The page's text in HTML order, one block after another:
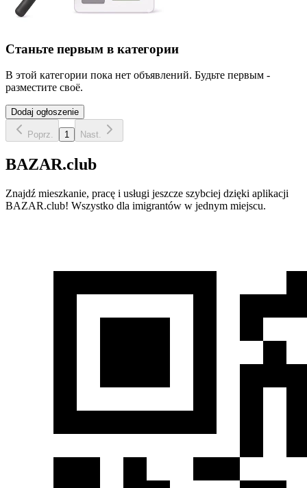
Станьте первым в категории
В этой категории пока нет объявлений. Будьте первым -
разместите своё.
Dodaj ogłoszenie
Poprz. 1 Nast.
BAZAR.club
Znajdź mieszkanie, pracę i usługi jeszcze szybciej dzięki aplikacji
BAZAR.club! Wszystko dla imigrantów w jednym miejscu.